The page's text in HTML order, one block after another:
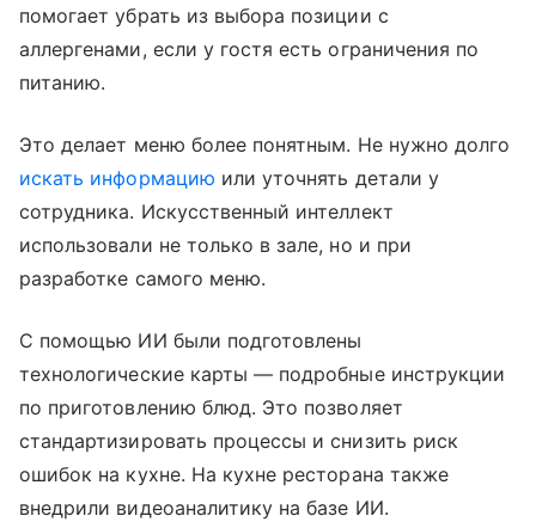
помогает убрать из выбора позиции с
аллергенами, если у гостя есть ограничения по
питанию.
Это делает меню более понятным. Не нужно долго
искать информацию или уточнять детали у
сотрудника. Искусственный интеллект
использовали не только в зале, но и при
разработке самого меню.
С помощью ИИ были подготовлены
технологические карты — подробные инструкции
по приготовлению блюд. Это позволяет
стандартизировать процессы и снизить риск
ошибок на кухне. На кухне ресторана также
внедрили видеоаналитику на базе ИИ.